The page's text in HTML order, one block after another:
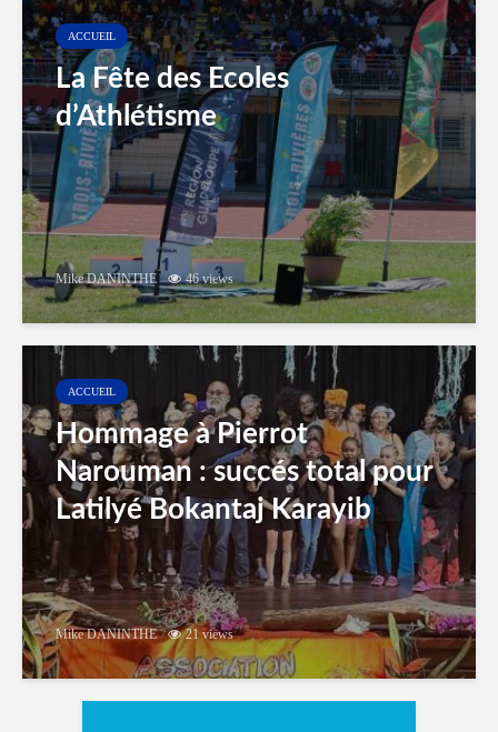
ACCUEIL
La Fête des Ecoles
d’Athlétisme
Mike DANINTHE 46 views
ACCUEIL
Hommage à Pierrot
Narouman : succés total pour
Latilyé Bokantaj Karayib
Mike DANINTHE 21 views